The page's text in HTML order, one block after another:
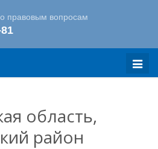
Меню
область,
район